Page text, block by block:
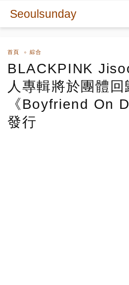
Seoulsunday
首頁 綜合
BLACKPINK
人專輯將於團體回
《Boyfriend On
發行